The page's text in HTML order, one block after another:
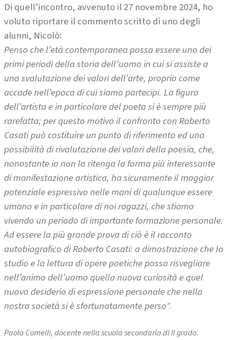
Di quell’incontro, avvenuto il 27 novembre 2024, ho
voluto riportare il commento scritto di uno degli
alunni, Nicolò:
Penso che l’età contemporanea possa essere uno dei
primi periodi della storia dell’uomo in cui si assiste a
una svalutazione dei valori dell’arte, proprio come
accade nell’epoca di cui siamo partecipi. La figura
dell’artista e in particolare del poeta si è sempre più
rarefatta; per questo motivo il confronto con Roberto
Casati può costituire un punto di riferimento ed una
possibilità di rivalutazione dei valori della poesia, che,
nonostante io non la ritenga la forma più interessante
di manifestazione artistica, ha sicuramente il maggior
potenziale espressivo nelle mani di qualunque essere
umano e in particolare di noi ragazzi, che stiamo
vivendo un periodo di importante formazione personale.
Ad essere la più grande prova di ciò è il racconto
autobiografico di Roberto Casati: a dimostrazione che lo
studio e la lettura di opere poetiche possa risvegliare
nell’animo dell’uomo quella nuova curiosità e quel
nuovo desiderio di espressione personale che nella
nostra società si è sfortunatamente perso".
Paola Comelli, docente nella scuola secondaria di II grado.